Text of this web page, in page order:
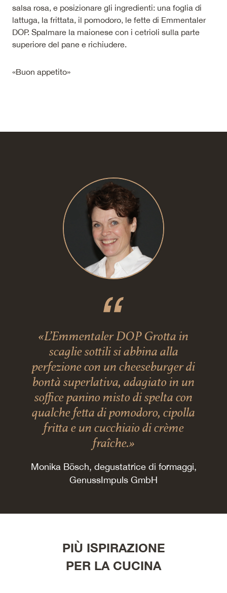
salsa rosa, e posizionare gli ingredienti: una foglia di
lattuga, la frittata, il pomodoro, le fette di Emmentaler
DOP. Spalmare la maionese con i cetrioli sulla parte
superiore del pane e richiudere.
«Buon appetito»
«L’Emmentaler DOP Grotta in
scaglie sottili si abbina alla
perfezione con un cheeseburger di
bontà superlativa, adagiato in un
soffice panino misto di spelta con
qualche fetta di pomodoro, cipolla
fritta e un cucchiaio di crème
fraîche.»
Monika Bösch, degustatrice di formaggi,
GenussImpuls GmbH
PIÙ ISPIRAZIONE
PER LA CUCINA